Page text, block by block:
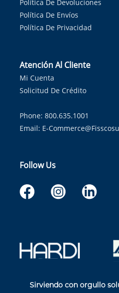
Política De Devoluciones
Política De Envíos
Política De Privacidad
Atención Al Cliente
Mi Cuenta
Solicitud De Crédito
Phone: 800.635.1001
Email: E-
Follow Us
Sirviendo con orgullo